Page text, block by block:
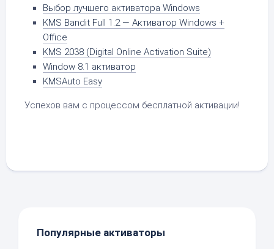
Выбор лучшего активатора Windows
KMS Bandit Full 1.2 — Активатор Windows +
Office
KMS 2038 (Digital Online Activation Suite)
Window 8.1 активатор
KMSAuto Easy
Успехов вам с процессом бесплатной активации!
Популярные активаторы